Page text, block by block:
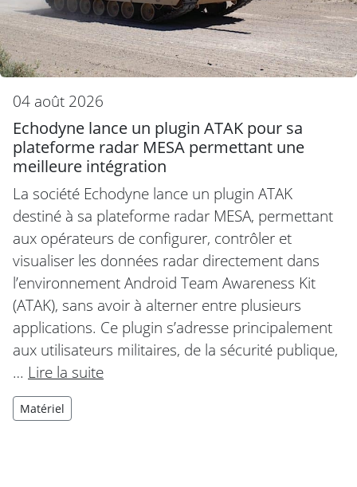
04 août 2026
Echodyne lance un plugin ATAK pour sa
plateforme radar MESA permettant une
meilleure intégration
La société Echodyne lance un plugin ATAK
destiné à sa plateforme radar MESA, permettant
aux opérateurs de configurer, contrôler et
visualiser les données radar directement dans
l’environnement Android Team Awareness Kit
(ATAK), sans avoir à alterner entre plusieurs
applications. Ce plugin s’adresse principalement
aux utilisateurs militaires, de la sécurité publique,
… Lire la suite
Matériel